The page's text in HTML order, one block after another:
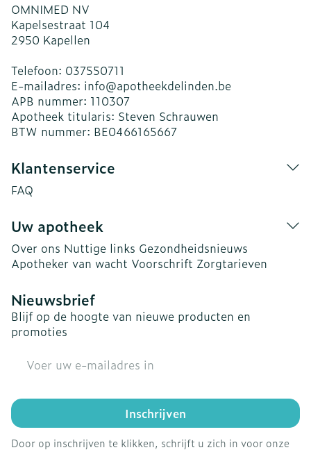
OMNIMED NV
Kapelsestraat 104
2950 Kapellen
Telefoon: 037550711
E-mailadres: info@apotheekdelinden.be
APB nummer: 110307
Apotheek titularis: Steven Schrauwen
BTW nummer: BE0466165667
Klantenservice
FAQ
Uw apotheek
Over ons Nuttige links Gezondheidsnieuws
Apotheker van wacht Voorschrift Zorgtarieven
Nieuwsbrief
Blijf op de hoogte van nieuwe producten en
promoties
Inschrijven
Door op inschrijven te klikken, schrijft u zich in voor onze